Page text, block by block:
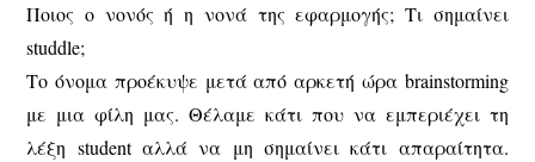
Ποιος ο νονός ή η νονά της εφαρμογής; Τι σημαίνει
studdle;
Το όνομα προέκυψε μετά από αρκετή ώρα brainstorming
με μια φίλη μας. Θέλαμε κάτι που να εμπεριέχει τη
λέξη student αλλά να μη σημαίνει κάτι απαραίτητα.